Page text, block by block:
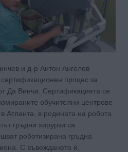
и д-р Антон Ангелов
процес за
Да Винчи. Сертификацията се
обучителни центрове
Атланта, в родината на робота
гръдни хирурзи са
роботизирана гръдна
С въвеждането ѝ,